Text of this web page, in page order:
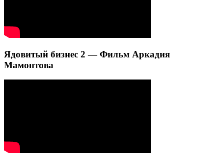
Ядовитый бизнес 2 — Фильм Аркадия
Мамонтова